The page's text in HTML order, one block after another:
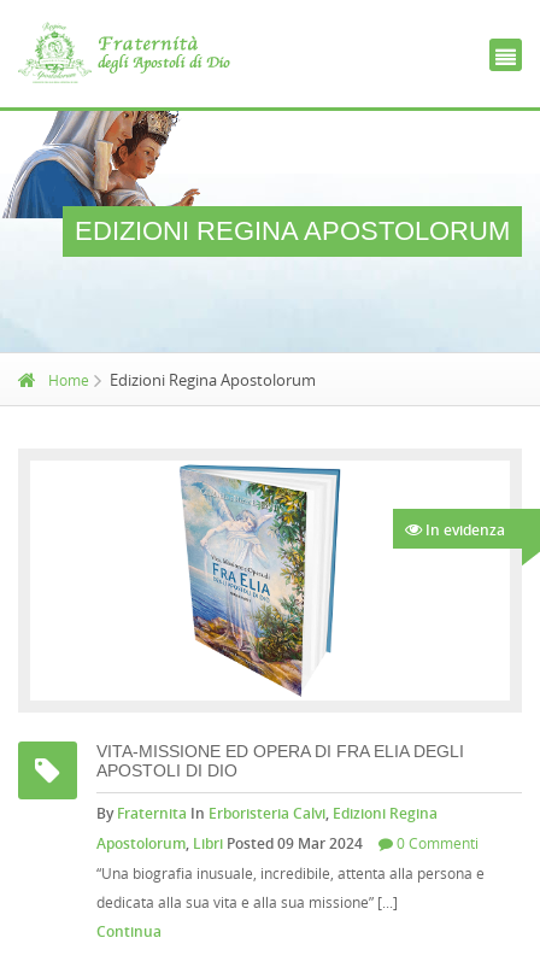
EDIZIONI REGINA APOSTOLORUM
Home Edizioni Regina Apostolorum
In evidenza
VITA-MISSIONE ED OPERA DI FRA ELIA DEGLI
APOSTOLI DI DIO
ByFraternita In Erboristeria Calvi, Edizioni Regina
Apostolorum, Libri Posted 09 Mar 2024
0 Commenti
“Una biografia inusuale, incredibile, attenta alla persona e
dedicata alla sua vita e alla sua missione” [...]
Continua